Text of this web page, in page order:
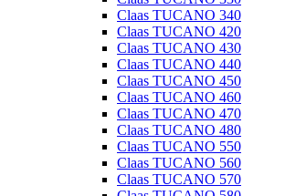
Claas TUCANO 340
Claas TUCANO 420
Claas TUCANO 430
Claas TUCANO 440
Claas TUCANO 450
Claas TUCANO 460
Claas TUCANO 470
Claas TUCANO 480
Claas TUCANO 550
Claas TUCANO 560
Claas TUCANO 570